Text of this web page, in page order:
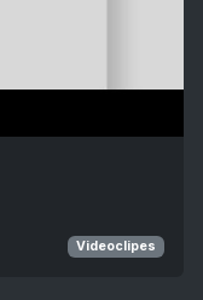
Videoclipes